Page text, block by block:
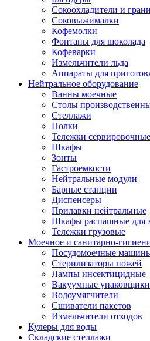
Сокоохладители и
Соковыжималки
Кофемолки
Фонтаны для шоколада
Кофеварки
Измельчители льда
Аппараты для
Нейтральное оборудование
Ванны моечные
Столы
Стеллажи
Полки
Тележки сервировочные
Шкафы
Зонты
Гастроемкости
Нейтральные модули
Барные станции
Диспенсеры
Прилавки нейтральные
Шкафы распашные для
Тележки грузовые
Моечное и санитарно-
Посудомоечные
Стерилизаторы ножей
Лампы инсектицидные
Вакуумные упаковщики
Водоумягчители
Сшиватели пакетов
Измельчители отходов
Кулеры для воды
Складские стеллажи